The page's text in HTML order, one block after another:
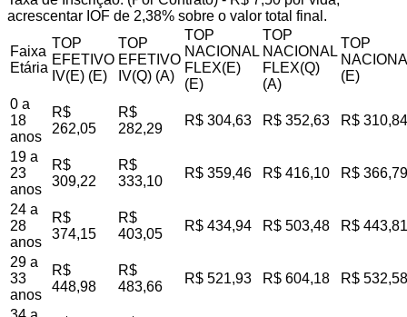
acrescentar IOF de 2,38% sobre o valor total final.
Faixa
Etária
TOP
EFETIVO
IV(E) (E)
TOP
EFETIVO
IV(Q) (A)
TOP
NACIONAL
FLEX(E)
(E)
TOP
NACIONAL
FLEX(Q)
(A)
TOP
(E)
0 a
18
anos
R$
262,05
R$
282,29
R$ 304,63 R$ 352,63 R$ 310,84
19 a
23
anos
R$
309,22
R$
333,10
R$ 359,46 R$ 416,10 R$ 366,79
24 a
28
anos
R$
374,15
R$
403,05
R$ 434,94 R$ 503,48 R$ 443,81
29 a
33
anos
R$
448,98
R$
483,66
R$ 521,93 R$ 604,18 R$ 532,58